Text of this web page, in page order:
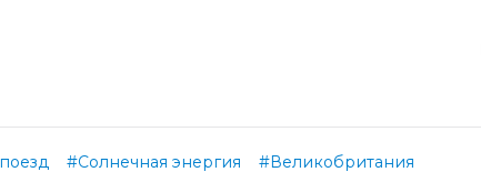
#Солнечная энергия #Великобритания